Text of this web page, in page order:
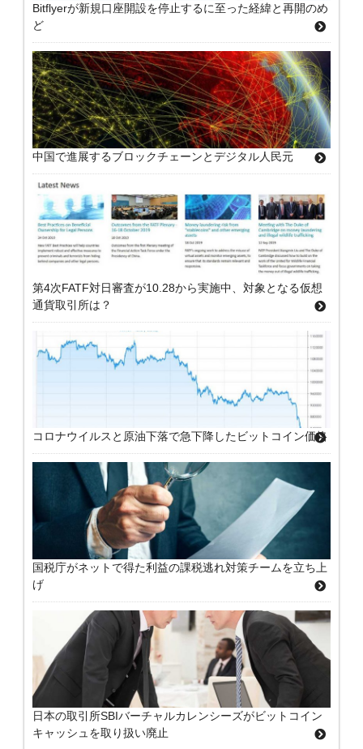
Bitflyerが新規口座開設を停止するに至った経緯と再開のめ
ど
中国で進展するブロックチェーンとデジタル人民元
第4次FATF対日審査が10.28から実施中、対象となる仮想
通貨取引所は？
コロナウイルスと原油下落で急下降したビットコイン価格
国税庁がネットで得た利益の課税逃れ対策チームを立ち上
げ
日本の取引所SBIバーチャルカレンシーズがビットコイン
キャッシュを取り扱い廃止